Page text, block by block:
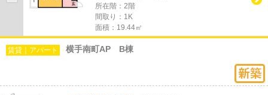
所在階：2階
間取り：1K
面積：19.44㎡
賃貸｜アパート 横手南町AP B棟